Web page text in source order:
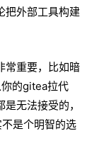
把外部工具构建
常重要，比如暗
的gitea拉代
无法接受的，
是个明智的选